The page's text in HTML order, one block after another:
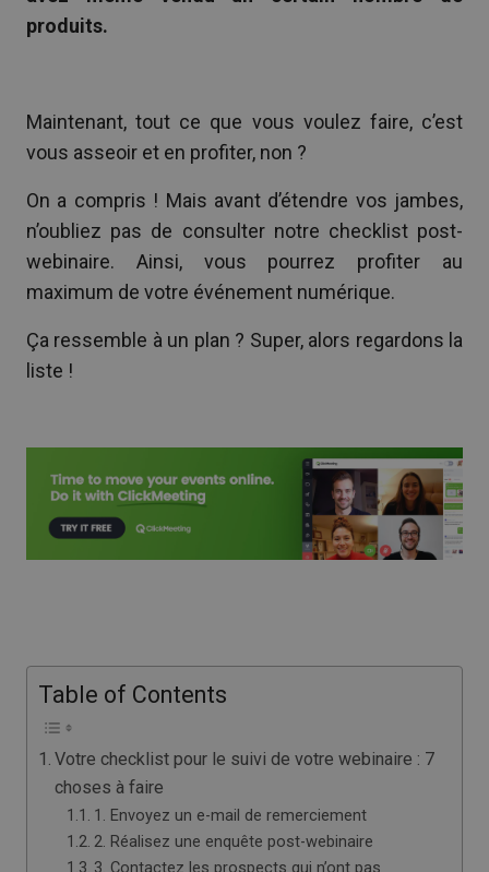
produits.
Maintenant, tout ce que vous voulez faire, c’est
vous asseoir et en profiter, non ?
On a compris ! Mais avant d’étendre vos jambes,
n’oubliez pas de consulter notre checklist post-
webinaire. Ainsi, vous pourrez profiter au
maximum de votre événement numérique.
Ça ressemble à un plan ? Super, alors regardons la
liste !
Table of Contents
Votre checklist pour le suivi de votre webinaire : 7
choses à faire
1. Envoyez un e-mail de remerciement
2. Réalisez une enquête post-webinaire
3. Contactez les prospects qui n’ont pas